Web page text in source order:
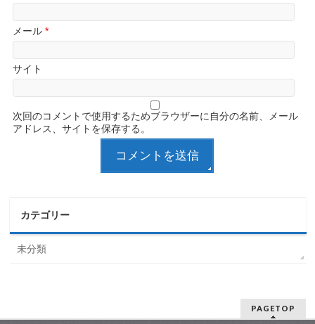
メール*
サイト
次回のコメントで使用するためブラウザーに自分の名前、メール
アドレス、サイトを保存する。
カテゴリー
未分類
PAGETOP